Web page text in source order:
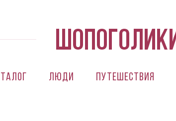
Люди Путешествия